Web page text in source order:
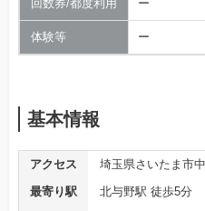
回数券/都度利用 ー
体験等 ー
基本情報
アクセス
埼玉県さいたま市
最寄り駅
北与野駅 徒歩5分